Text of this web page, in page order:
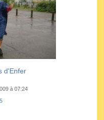
d'Enfer
à 07:24